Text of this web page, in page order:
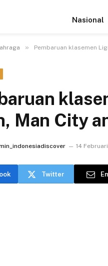
Nasional
» Pembaruan klasemen
Man City
14
Twitter